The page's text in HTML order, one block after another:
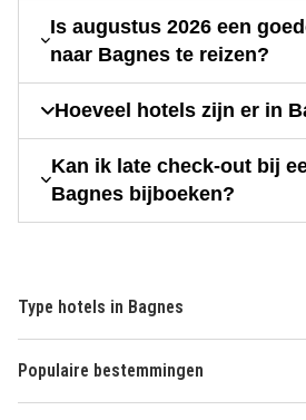
Is augustus 2026 een
naar Bagnes te reizen?
Hoeveel hotels zijn er in
Kan ik late check-out bij
Bagnes bijboeken?
Type hotels in Bagnes
Populaire bestemmingen